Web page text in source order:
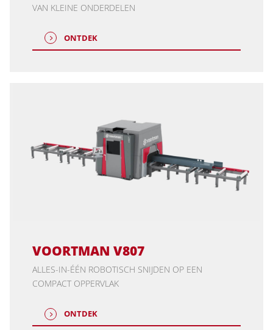
VAN KLEINE ONDERDELEN
ONTDEK
VOORTMAN V807
ALLES-IN-ÉÉN ROBOTISCH SNIJDEN OP EEN
COMPACT OPPERVLAK
ONTDEK